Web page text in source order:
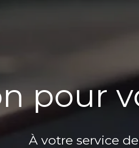
pour
À votre service